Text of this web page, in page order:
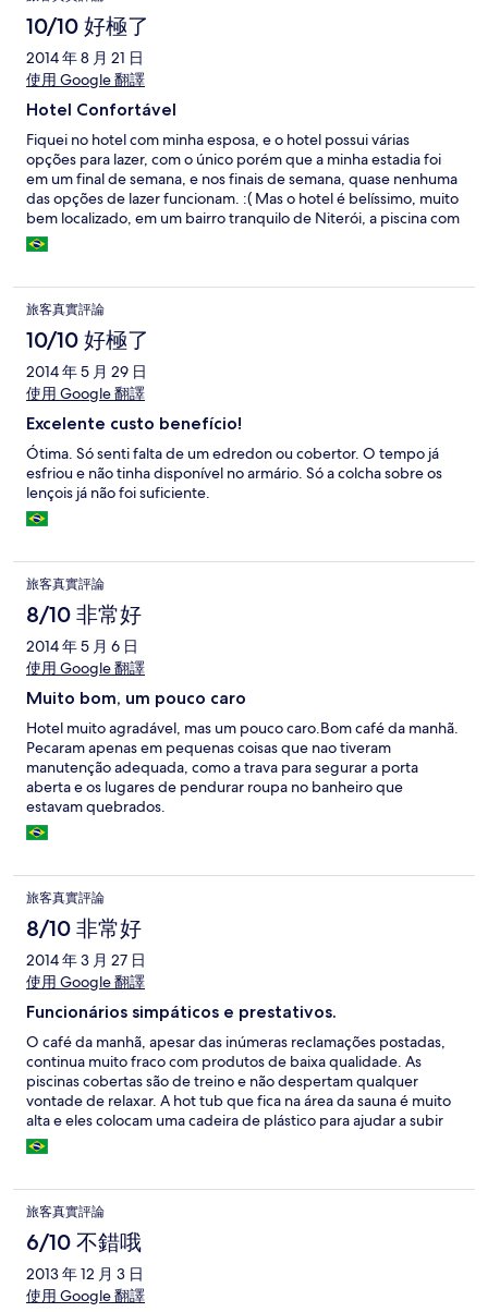
10/10 好極了
2014 年 8 月 21 日
使用 Google 翻譯
Hotel Confortável
Fiquei no hotel com minha esposa, e o hotel possui várias
opções para lazer, com o único porém que a minha estadia foi
em um final de semana, e nos finais de semana, quase nenhuma
das opções de lazer funcionam. :( Mas o hotel é belíssimo, muito
bem localizado, em um bairro tranquilo de Niterói, a piscina com
a cascata é muito bonita e um bom lugar para descansar com
várias espreguiçadeiras.
旅客真實評論
10/10 好極了
2014 年 5 月 29 日
使用 Google 翻譯
Excelente custo benefício!
Ótima. Só senti falta de um edredon ou cobertor. O tempo já
esfriou e não tinha disponível no armário. Só a colcha sobre os
lençois já não foi suficiente.
旅客真實評論
8/10 非常好
2014 年 5 月 6 日
使用 Google 翻譯
Muito bom, um pouco caro
Hotel muito agradável, mas um pouco caro.Bom café da manhã.
Pecaram apenas em pequenas coisas que nao tiveram
manutenção adequada, como a trava para segurar a porta
aberta e os lugares de pendurar roupa no banheiro que
estavam quebrados.
旅客真實評論
8/10 非常好
2014 年 3 月 27 日
使用 Google 翻譯
Funcionários simpáticos e prestativos.
O café da manhã, apesar das inúmeras reclamações postadas,
continua muito fraco com produtos de baixa qualidade. As
piscinas cobertas são de treino e não despertam qualquer
vontade de relaxar. A hot tub que fica na área da sauna é muito
alta e eles colocam uma cadeira de plástico para ajudar a subir
ou descer (um perigo). A piscina externa é muito bonita. Pena
que o dia estava chuvoso. A TV tem pouquíssimos canais. No
旅客真實評論
6/10 不錯哦
2013 年 12 月 3 日
使用 Google 翻譯